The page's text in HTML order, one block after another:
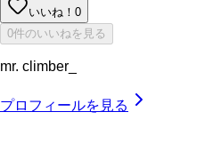
いいね！ 0
0件のいいねを見る
mr. climber_
プロフィールを見る